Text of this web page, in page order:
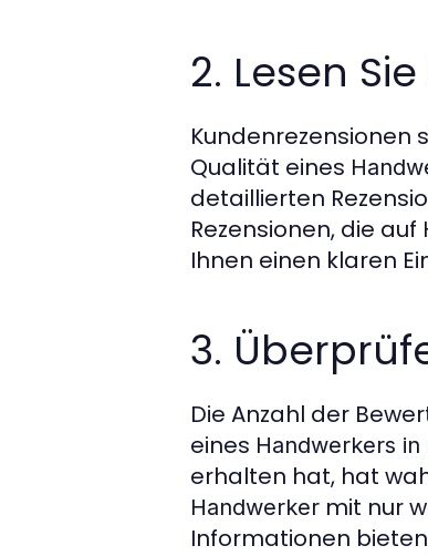
2. Lesen
Kundenrezensionen
Qualität eines
detaillierten
Rezensionen, die auf
Ihnen einen klaren
3.
Die Anzahl der
eines Handwerkers in
erhalten hat, hat
Handwerker mit nur
Informationen